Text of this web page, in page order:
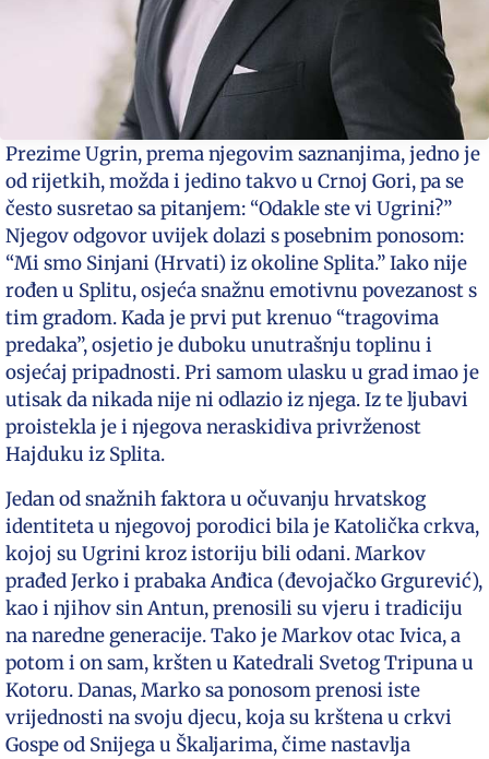
Prezime Ugrin, prema njegovim saznanjima, jedno je
od rijetkih, možda i jedino takvo u Crnoj Gori, pa se
često susretao sa pitanjem: “Odakle ste vi Ugrini?”
Njegov odgovor uvijek dolazi s posebnim ponosom:
“Mi smo Sinjani (Hrvati) iz okoline Splita.” Iako nije
rođen u Splitu, osjeća snažnu emotivnu povezanost s
tim gradom. Kada je prvi put krenuo “tragovima
predaka”, osjetio je duboku unutrašnju toplinu i
osjećaj pripadnosti. Pri samom ulasku u grad imao je
utisak da nikada nije ni odlazio iz njega. Iz te ljubavi
proistekla je i njegova neraskidiva privrženost
Hajduku iz Splita.
Jedan od snažnih faktora u očuvanju hrvatskog
identiteta u njegovoj porodici bila je Katolička crkva,
kojoj su Ugrini kroz istoriju bili odani. Markov
prađed Jerko i prabaka Anđica (đevojačko Grgurević),
kao i njihov sin Antun, prenosili su vjeru i tradiciju
na naredne generacije. Tako je Markov otac Ivica, a
potom i on sam, kršten u Katedrali Svetog Tripuna u
Kotoru. Danas, Marko sa ponosom prenosi iste
vrijednosti na svoju djecu, koja su krštena u crkvi
Gospe od Snijega u Škaljarima, čime nastavlja